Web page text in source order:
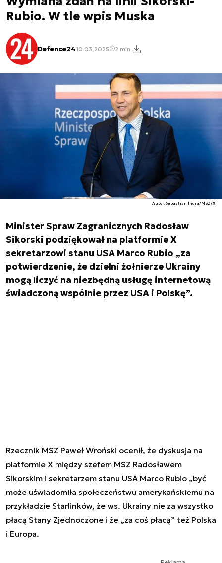
Rubio. W tle wpis Muska
Defence2410.03.2025 2 min.
Autor. Sebastian Indra/MSZ/X
Minister Spraw Zagranicznych Radosław
Sikorski podziękował na platformie X
sekretarzowi stanu USA Marco Rubio „za
potwierdzenie, że dzielni żołnierze Ukrainy
mogą liczyć na niezbędną usługę internetową
świadczoną wspólnie przez USA i Polskę”.
Rzecznik MSZ Paweł Wroński ocenił, że dyskusja na
platformie X między szefem MSZ Radosławem
Sikorskim i sekretarzem stanu USA Marco Rubio „być
może uświadomiła społeczeństwu amerykańskiemu na
przykładzie Starlinków, że ws. Ukrainy nie za wszystko
płacą Stany Zjednoczone i że „za coś płacą” też Polska
i Europa.
Reklama